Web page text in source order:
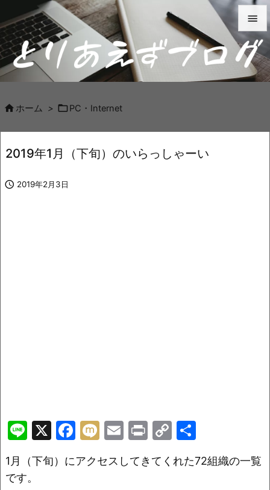


メニュ

 ホーム > PC・Internet
2019年1月（下旬）のいらっしゃーい
 2019年2月3日
Li
e
X
F
c
M
i
E
ai
Pr
t
C
p
1月（下旬）にアクセスしてきてくれた72組織の一覧
です。